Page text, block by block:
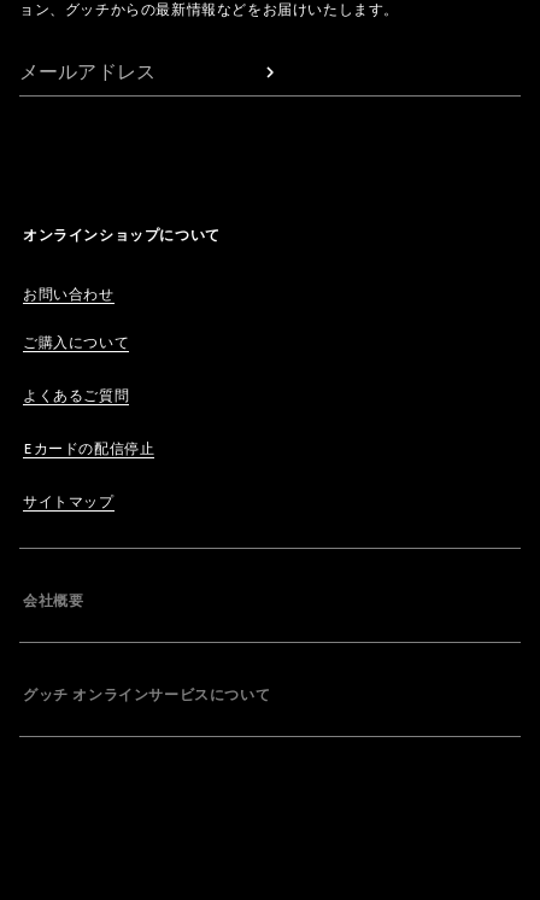
ョン、グッチからの最新情報などをお届けいたします。
メールアドレス
オンラインショップについて
お問い合わせ
ご購入について
よくあるご質問
Eカードの配信停止
サイトマップ
会社概要
グッチ オンラインサービスについて